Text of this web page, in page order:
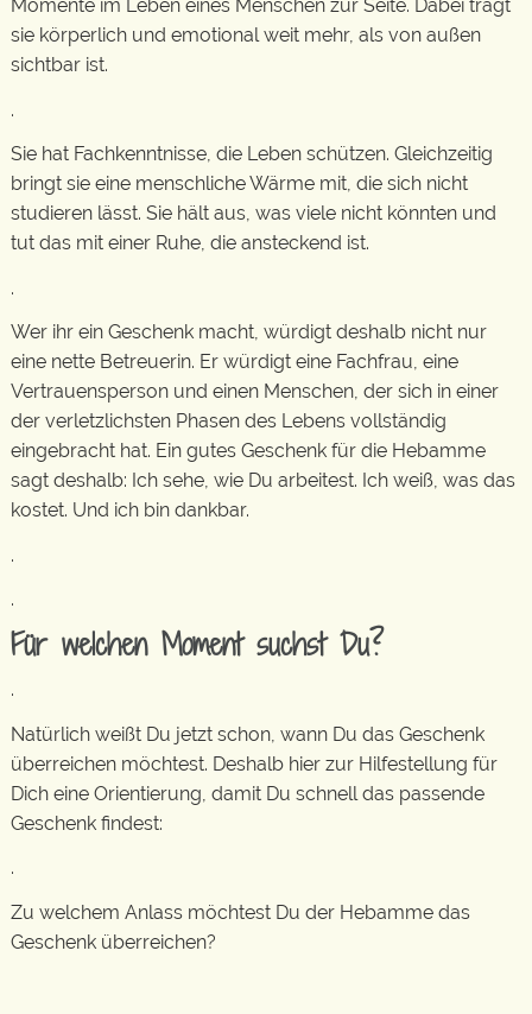
Momente im Leben eines Menschen zur Seite. Dabei trägt
sie körperlich und emotional weit mehr, als von außen
sichtbar ist.
.
Sie hat Fachkenntnisse, die Leben schützen. Gleichzeitig
bringt sie eine menschliche Wärme mit, die sich nicht
studieren lässt. Sie hält aus, was viele nicht könnten und
tut das mit einer Ruhe, die ansteckend ist.
.
Wer ihr ein Geschenk macht, würdigt deshalb nicht nur
eine nette Betreuerin. Er würdigt eine Fachfrau, eine
Vertrauensperson und einen Menschen, der sich in einer
der verletzlichsten Phasen des Lebens vollständig
eingebracht hat. Ein gutes Geschenk für die Hebamme
sagt deshalb: Ich sehe, wie Du arbeitest. Ich weiß, was das
kostet. Und ich bin dankbar.
.
.
Für welchen Moment suchst Du?
.
Natürlich weißt Du jetzt schon, wann Du das Geschenk
überreichen möchtest. Deshalb hier zur Hilfestellung für
Dich eine Orientierung, damit Du schnell das passende
Geschenk findest:
.
Zu welchem Anlass möchtest Du der Hebamme das
Geschenk überreichen?